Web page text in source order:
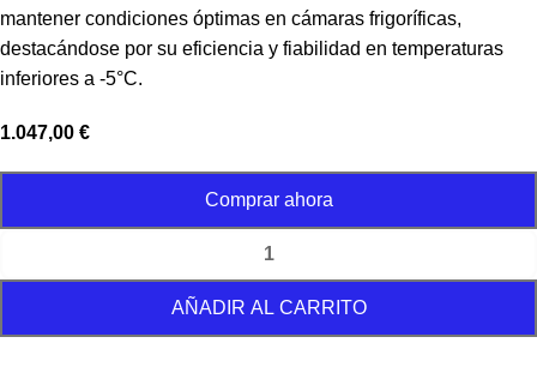
mantener condiciones óptimas en cámaras frigoríficas,
destacándose por su eficiencia y fiabilidad en temperaturas
inferiores a -5°C.
1.047,00 €
AÑADIR AL CARRITO
Comprar ahora